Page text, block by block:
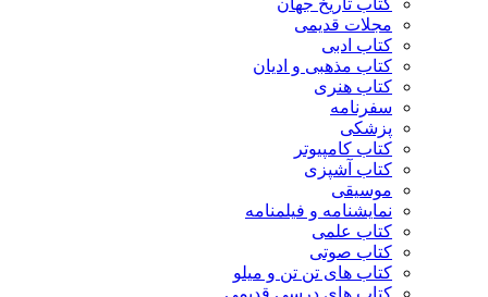
کتاب تاریخ جهان
مجلات قدیمی
کتاب ادبی
کتاب مذهبی و ادیان
کتاب هنری
سفرنامه
پزشکی
کتاب کامپیوتر
کتاب آشپزی
موسیقی
نمایشنامه و فیلمنامه
کتاب علمی
کتاب صوتی
کتاب های تن تن و میلو